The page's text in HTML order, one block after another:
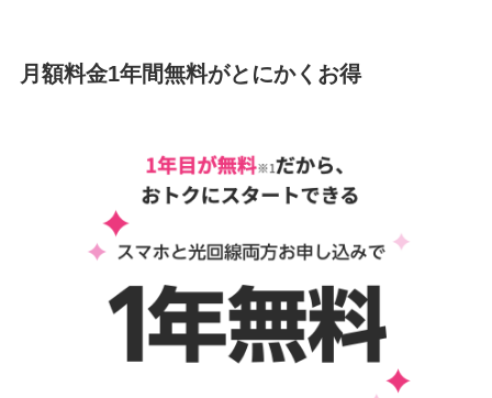
月額料金1年間無料がとにかくお得